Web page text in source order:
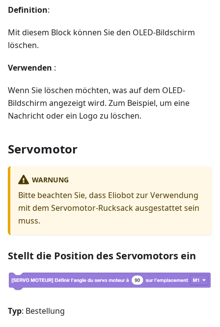
Definition:
Mit diesem Block können Sie den OLED-Bildschirm
löschen.
Verwenden :
Wenn Sie löschen möchten, was auf dem OLED-
Bildschirm angezeigt wird. Zum Beispiel, um eine
Nachricht oder ein Logo zu löschen.
Servomotor
WARNUNG
Bitte beachten Sie, dass Eliobot zur Verwendung
mit dem Servomotor-Rucksack ausgestattet sein
muss.
Stellt die Position des Servomotors ein
Typ: Bestellung